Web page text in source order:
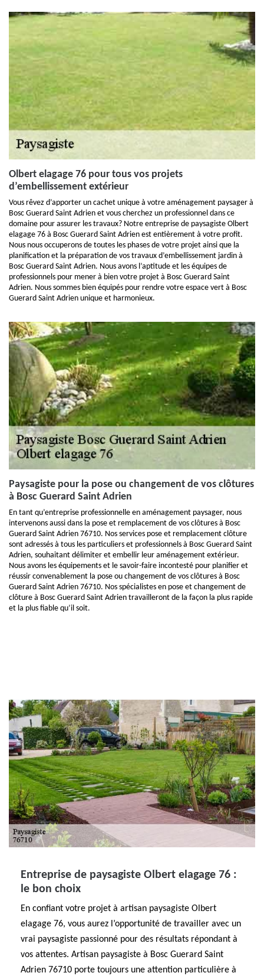
Olbert elagage 76 pour tous vos projets
d’embellissement extérieur
Vous rêvez d’apporter un cachet unique à votre aménagement paysager à
Bosc Guerard Saint Adrien et vous cherchez un professionnel dans ce
domaine pour assurer les travaux? Notre entreprise de paysagiste Olbert
elagage 76 à Bosc Guerard Saint Adrien est entièrement à votre profit.
Nous nous occuperons de toutes les phases de votre projet ainsi que la
planification et la préparation de vos travaux d’embellissement jardin à
Bosc Guerard Saint Adrien. Nous avons l’aptitude et les équipes de
professionnels pour mener à bien votre projet à Bosc Guerard Saint
Adrien. Nous sommes bien équipés pour rendre votre espace vert à Bosc
Guerard Saint Adrien unique et harmonieux.
Paysagiste pour la pose ou changement de vos clôtures
à Bosc Guerard Saint Adrien
En tant qu’entreprise professionnelle en aménagement paysager, nous
intervenons aussi dans la pose et remplacement de vos clôtures à Bosc
Guerard Saint Adrien 76710. Nos services pose et remplacement clôture
sont adressés à tous les particuliers et professionnels à Bosc Guerard Saint
Adrien, souhaitant délimiter et embellir leur aménagement extérieur.
Nous avons les équipements et le savoir-faire incontesté pour planifier et
réussir convenablement la pose ou changement de vos clôtures à Bosc
Guerard Saint Adrien 76710. Nos spécialistes en pose et changement de
clôture à Bosc Guerard Saint Adrien travailleront de la façon la plus rapide
et la plus fiable qu’il soit.
Entreprise de paysagiste Olbert elagage 76 :
le bon choix
En confiant votre projet à artisan paysagiste Olbert
elagage 76, vous aurez l’opportunité de travailler avec un
vrai paysagiste passionné pour des résultats répondant à
vos attentes. Artisan paysagiste à Bosc Guerard Saint
Adrien 76710 porte toujours une attention particulière à